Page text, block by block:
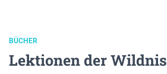
BÜCHER
Lektionen der Wildnis